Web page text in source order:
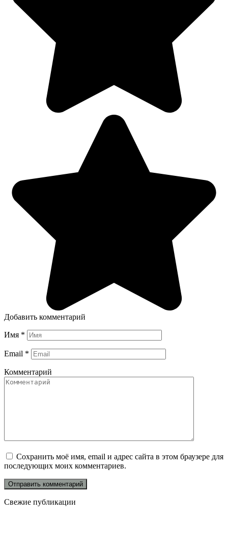
Добавить комментарий
Имя *
Email *
Комментарий
Сохранить моё имя, email и адрес сайта в этом браузере для
последующих моих комментариев.
Свежие публикации